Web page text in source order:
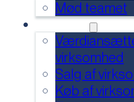
Mød teamet
virksomhed
Salg af
Køb af